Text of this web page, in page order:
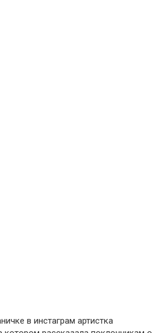
в инстаграм артистка